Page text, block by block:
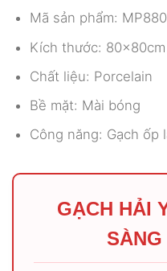
Mã sản phẩm:
Kích thước: 80x80cm
Chất liệu: Porcelain
Bề mặt: Mài bóng
Công năng: Gạch ốp
GẠCH HẢI
SÀNG